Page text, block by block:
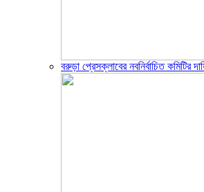
বরুড়া প্রেসক্লাবের নবনির্বাচিত কমিটির